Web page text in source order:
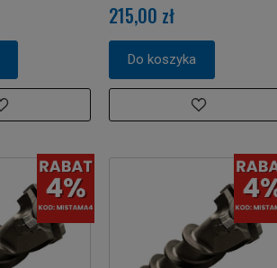
215,00 zł
Do koszyka